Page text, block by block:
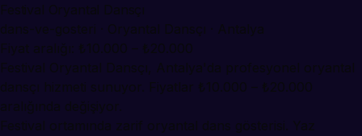
Festival Oryantal Dansçı
dans-ve-gosteri · Oryantal Dansçı · Antalya
Fiyat aralığı: ₺10.000 – ₺20.000
Festival Oryantal Dansçı, Antalya'da profesyonel oryantal
dansçı hizmeti sunuyor. Fiyatlar ₺10.000 – ₺20.000
aralığında değişiyor.
Festival ortamında zarif oryantal dans gösterisi. Yaz